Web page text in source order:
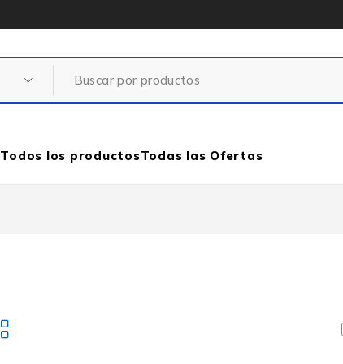
Todos los productosTodas las Ofertas